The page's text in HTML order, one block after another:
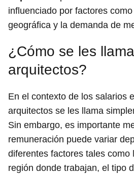
influenciado por factores
geográfica y la demanda de
¿Cómo se les
arquitectos?
En el contexto de los salarios
arquitectos se les llama
Sin embargo, es importante
remuneración puede variar
diferentes factores tales como
región donde trabajan, el tipo